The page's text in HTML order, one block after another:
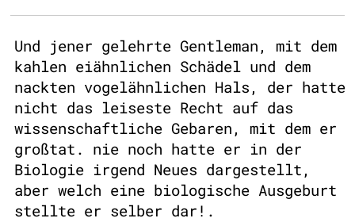
Und jener gelehrte Gentleman, mit dem
kahlen eiähnlichen Schädel und dem
nackten vogelähnlichen Hals, der hatte
nicht das leiseste Recht auf das
wissenschaftliche Gebaren, mit dem er
großtat. nie noch hatte er in der
Biologie irgend Neues dargestellt,
aber welch eine biologische Ausgeburt
stellte er selber dar!.